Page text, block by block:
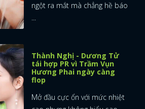
ngột ra mắt mà chẳng hề báo
...
Thành Nghị - Dương Tử
tái hợp PR vì Trầm Vụn
Hương Phai ngày càng
flop
Mở đầu cực ổn với mức nhiệt